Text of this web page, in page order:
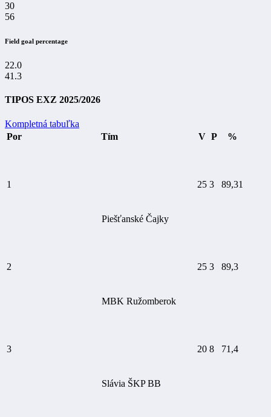
30
56
Field goal percentage
22.0
41.3
TIPOS EXZ 2025/2026
Kompletná tabuľka
Por
Tím V P %
1
Piešťanské Čajky
25 3 89,31
2
MBK Ružomberok
25 3 89,3
3
Slávia ŠKP BB
20 8 71,4